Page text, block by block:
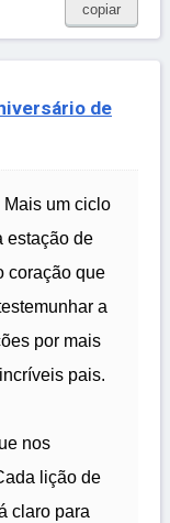
copiar
de
um ciclo
estação de
coração que
a
por mais
pais.
nos
lição de
claro para